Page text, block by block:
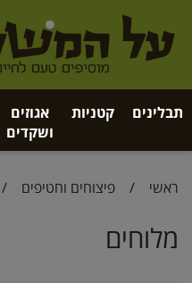
תבלינים קטניות
אגוזים
ושקדים
ראשי / פיצוחים וחטיפים /
מלוחים